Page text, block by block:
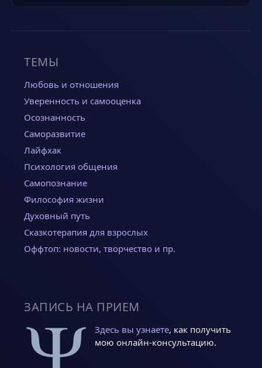
ТЕМЫ
Любовь и отношения
Уверенность и самооценка
Осознанность
Саморазвитие
Лайфхак
Психология общения
Самопознание
Философия жизни
Духовный путь
Сказкотерапия для взрослых
Оффтоп: новости, творчество и пр.
ЗАПИСЬ НА ПРИЕМ
Здесь вы узнаете, как получить
мою онлайн-консультацию.